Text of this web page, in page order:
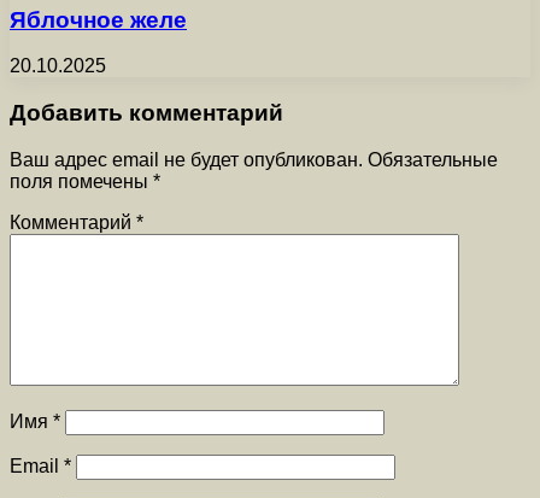
Яблочное желе
20.10.2025
Добавить комментарий
Ваш адрес email не будет опубликован. Обязательные
поля помечены *
Комментарий *
Имя *
Email *